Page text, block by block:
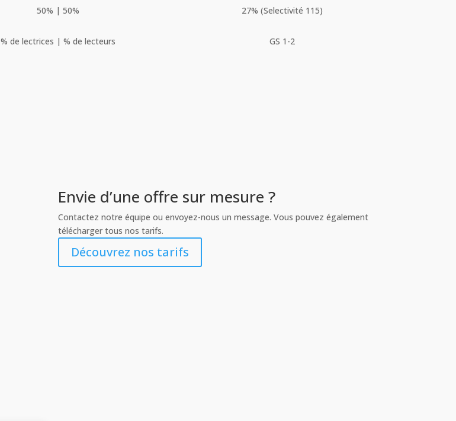
50% | 50%
% de lectrices | % de lecteurs
27% (Selectivité 115)
GS 1-2
Envie d’une offre sur mesure ?
Contactez notre équipe ou envoyez-nous un message. Vous pouvez également
télécharger tous nos tarifs.
Découvrez nos tarifs